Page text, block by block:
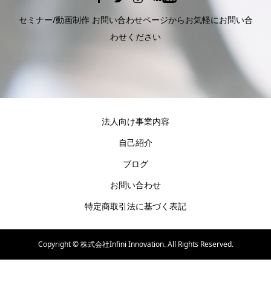
セミナー/動画制作 お問い合わせページからお気軽にお問い合
わせください
法人向け事業内容
自己紹介
ブログ
お問い合わせ
特定商取引法に基づく表記
Copyright ©株式会社Infini Innovation. All Rights Reserved.